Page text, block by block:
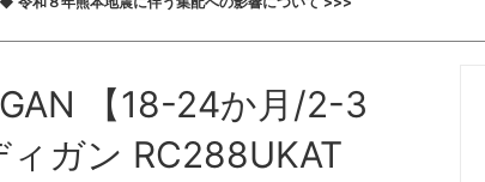
【18-24か月/2-3
ガン RC288UKAT